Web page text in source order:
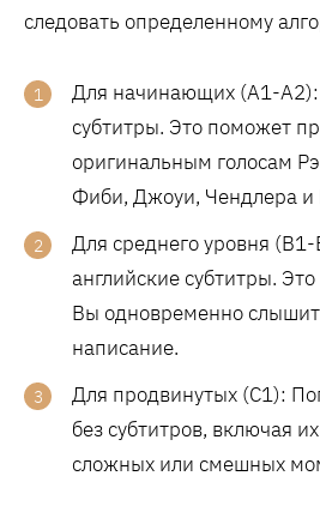
следовать определенному
Для начинающих (A1-A2):
субтитры. Это поможет
оригинальным голосам
Фиби, Джоуи, Чендлера и
Для среднего уровня
английские субтитры.
Вы одновременно
написание.
Для продвинутых (C1):
без субтитров, включая
сложных или смешных